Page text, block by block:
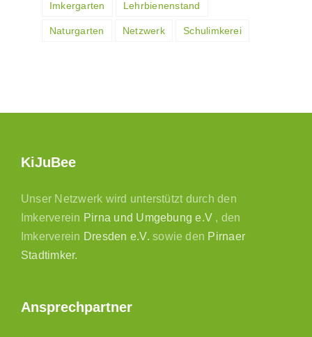
Imkergarten Lehrbienenstand
Naturgarten Netzwerk Schulimkerei
KiJuBee
Unser Netzwerk wird unterstützt durch den
Imkerverein Pirna und Umgebung e.V , den
Imkerverein Dresden e.V. sowie den Pirnaer
Stadtimker.
Ansprechpartner